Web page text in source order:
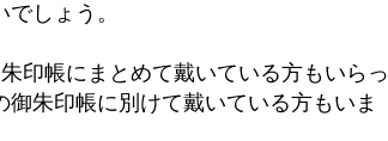
しょう。
印帳にまとめて戴いている方もいらっ
朱印帳に別けて戴いている方もいま